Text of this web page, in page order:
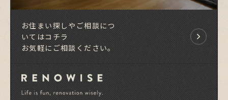
お住まい探しやご相談につ
いてはコチラ
お気軽にご相談ください。